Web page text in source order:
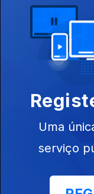
Fados com
Maria, Artur
exclusivo do
Casa de Fados
Coração da Sé
Uma
serviço